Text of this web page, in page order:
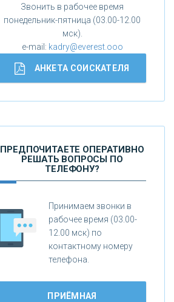
Звонить в рабочее время
понедельник-пятница (03.00-12.00
мск).
e-mail: kadry@everest.ooo
АНКЕТА СОИСКАТЕЛЯ
ПРЕДПОЧИТАЕТЕ ОПЕРАТИВНО
РЕШАТЬ ВОПРОСЫ ПО
ТЕЛЕФОНУ?
Принимаем звонки в
рабочее время (03.00-
12.00 мск) по
контактному номеру
телефона.
ПРИЁМНАЯ